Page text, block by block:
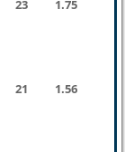
23 1.75
21 1.56